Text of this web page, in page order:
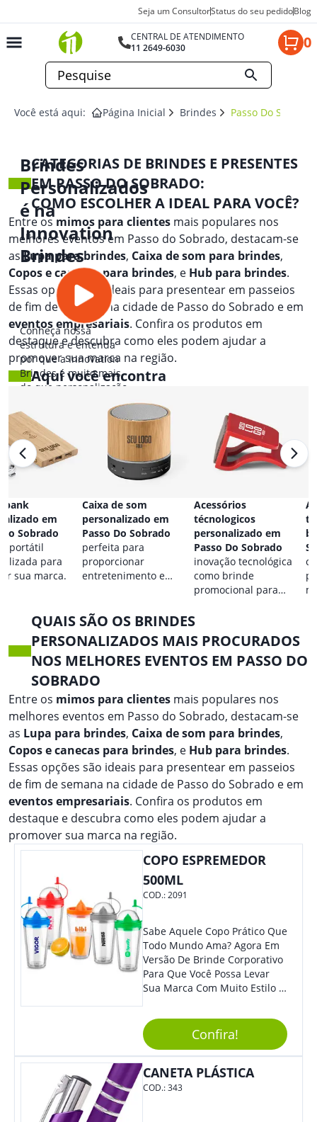
Seja um ConsultorStatus do seu pedidoBlog
CENTRAL DE ATENDIMENTO
11 2649-6030
0
Você está aqui: Página Inicial Brindes Passo Do Sobrado
Brindes
Personalizados
é na
Innovation
Brindes
Conheça nossa
estrutura e entenda
por que a Innovation
Brindes é muito mais
do que personalização.
CATEGORIAS DE BRINDES E PRESENTES
EM PASSO DO SOBRADO:
COMO ESCOLHER A IDEAL PARA VOCÊ?
Entre osmimos para clientes mais populares nos
melhores eventos em Passo do Sobrado, destacam-se
as Lupa para brindes, Caixa de som para brindes,
Copos e canecas para brindes, e Hub para brindes.
Essas opções são ideais para presentear em passeios
de fim de semana na cidade de Passo do Sobrado e em
eventos empresariais. Confira os produtos em
destaque e descubra como eles podem ajudar a
promover sua marca na região.
Aqui você encontra
bank
em
Sobrado
portátil
para
sua marca.
Caixa de som
personalizado em
Passo Do Sobrado
perfeita para
proporcionar
entretenimento e
Acessórios
técnologicos
personalizado em
Passo Do Sobrado
inovação tecnológica
como brinde
promocional para
QUAIS SÃO OS BRINDES
PERSONALIZADOS MAIS PROCURADOS
NOS MELHORES EVENTOS EM PASSO DO
SOBRADO
Entre os mimos para clientes mais populares nos
melhores eventos em Passo do Sobrado, destacam-se
as Lupa para brindes, Caixa de som para brindes,
Copos e canecas para brindes, e Hub para brindes.
Essas opções são ideais para presentear em passeios
de fim de semana na cidade de Passo do Sobrado e em
eventos empresariais. Confira os produtos em
destaque e descubra como eles podem ajudar a
promover sua marca na região.
COPO ESPREMEDOR
500ML
COD.:2091
Sabe Aquele Copo Prático Que
Todo Mundo Ama? Agora Em
Versão De Brinde Corporativo
Para Que Você Possa Levar
Sua Marca Com Muito Estilo E
Praticidade À Eventos E Feiras
De Exposição.Confira!
CANETA PLÁSTICA
COD.:343